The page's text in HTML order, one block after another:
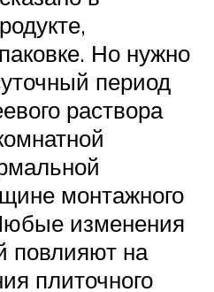
Но нужно
период
раствора
монтажного
изменения
повлияют на
плиточного